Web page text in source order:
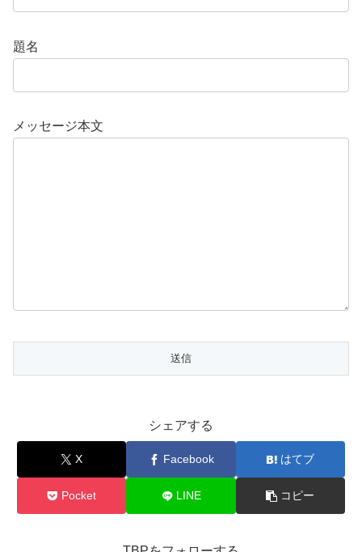
題名
メッセージ本文
シェアする
X Facebook はてブ
Pocket LINE コピー